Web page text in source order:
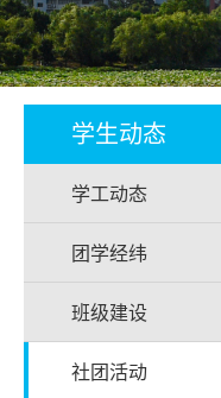
学生动态
学工动态
团学经纬
班级建设
社团活动